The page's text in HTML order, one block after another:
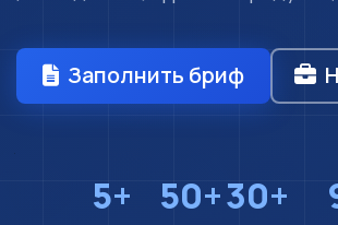
Заполнить бриф
5+ 50+30+